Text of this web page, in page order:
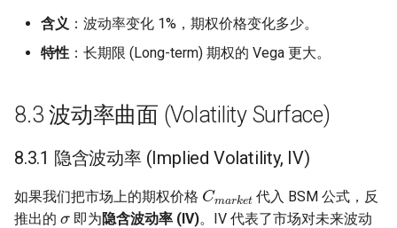
含义 ：波动率变化 1%，期权价格变化多少。
特性 ：长期限 (Long-term) 期权的 Vega 更大。
8.3 波动率曲面 (Volatility Surface)
8.3.1 隐含波动率 (Implied Volatility, IV)
如果我们把市场上的期权价格
t
代入 BSM 公式，反
推出的
σ
即为隐含波动率 (IV)。IV 代表了市场对未来波动